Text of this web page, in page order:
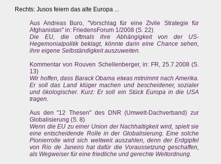
Rechts: Jusos feiern das alte Europa ...
Aus Andreas Buro, "Vorschlag für eine Zivile Strategie für
Afghanistan" in: FriedensForum 1/2008 (S. 22)
Die EU, die oftmals ihre Abhängigkeit von der US-
Hegemonialpolitik beklagt, könnte darin eine Chance sehen,
ihre eigene Selbständigkeit auszuweiten.
Kommentar von Rouven Schellenberger, in: FR, 25.7.2008 (S.
13)
Wir hoffen, dass Barack Obama etwas mitnimmt nach Amerika.
Er soll das Land klüger machen und bescheidener, sozialer
und ökologischer. Kurz: Er soll ein Stück Europa in die USA
tragen.
Aus den "12 Thesen" des DNR (Umwelt-Dachverband) zur
Globalisierung (S. 8)
Wenn die EU zu einer Union der Nachhaltigkeit wird, spielt sie
eine entscheidende Rolle in der Globalisierung. Eine solche
Pionierrolle wird sich weltweit auszahlen, denn der Erdgipfel
von Rio de Janeiro hat dafür die Voraussetzung geschaffen,
als Wegweiser für eine friedliche und gerechte Weltordnung.